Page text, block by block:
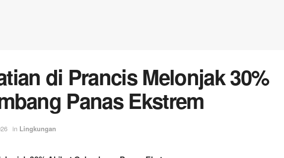
di Prancis Melonjak 30%
Panas Ekstrem
in Lingkungan